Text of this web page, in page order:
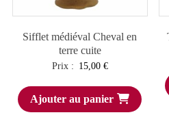
Sifflet médiéval Cheval en
terre cuite
Prix : 15,00 €
Ajouter au panier